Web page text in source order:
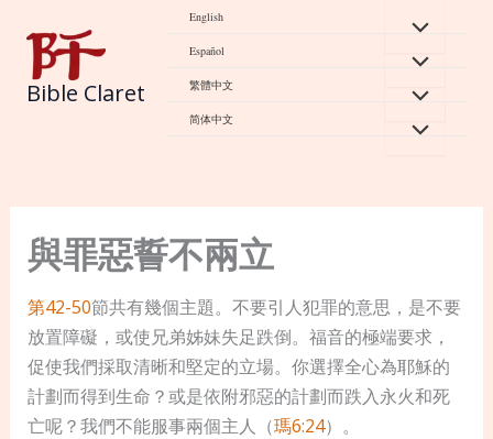
content
Bible Claret
English
Español
繁體中文
简体中文
與罪惡誓不兩立
第42-50節共有幾個主題。不要引人犯罪的意思，是不要
放置障礙，或使兄弟姊妹失足跌倒。福音的極端要求，
促使我們採取清晰和堅定的立場。你選擇全心為耶穌的
計劃而得到生命？或是依附邪惡的計劃而跌入永火和死
亡呢？我們不能服事兩個主人（瑪6:24）。